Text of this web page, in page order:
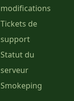
modifications
Tickets de
support
Statut du
serveur
Smokeping